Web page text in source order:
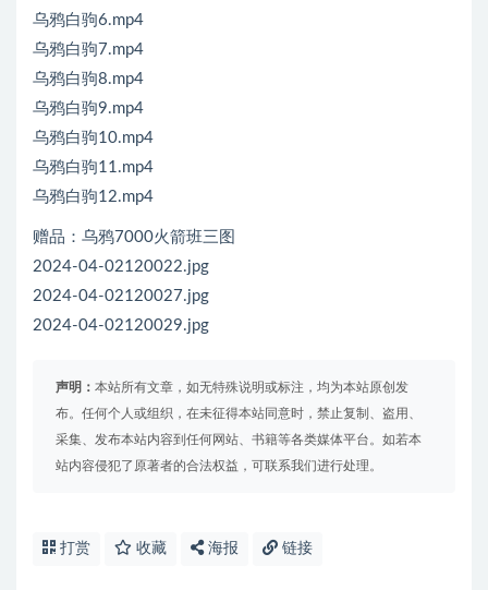
乌鸦白驹6.mp4
乌鸦白驹7.mp4
乌鸦白驹8.mp4
乌鸦白驹9.mp4
乌鸦白驹10.mp4
乌鸦白驹11.mp4
乌鸦白驹12.mp4
赠品：乌鸦7000火箭班三图
2024-04-02120022.jpg
2024-04-02120027.jpg
2024-04-02120029.jpg
声明： 本站所有文章，如无特殊说明或标注，均为本站原创发
布。任何个人或组织，在未征得本站同意时，禁止复制、盗用、
采集、发布本站内容到任何网站、书籍等各类媒体平台。如若本
站内容侵犯了原著者的合法权益，可联系我们进行处理。
打赏 收藏 海报 链接